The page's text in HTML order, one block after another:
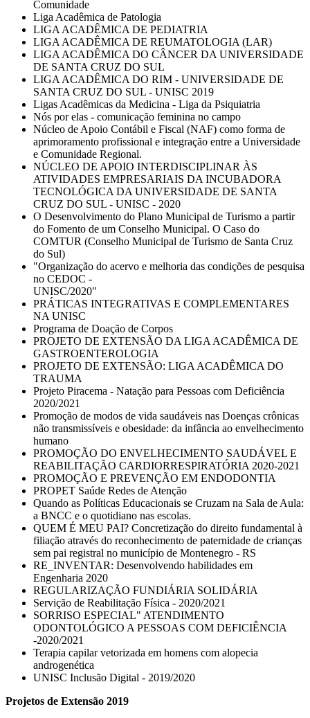
Comunidade
Liga Acadêmica de Patologia
LIGA ACADÊMICA DE PEDIATRIA
LIGA ACADÊMICA DE REUMATOLOGIA (LAR)
LIGA ACADÊMICA DO CÂNCER DA UNIVERSIDADE
DE SANTA CRUZ DO SUL
LIGA ACADÊMICA DO RIM - UNIVERSIDADE DE
SANTA CRUZ DO SUL - UNISC 2019
Ligas Acadêmicas da Medicina - Liga da Psiquiatria
Nós por elas - comunicação feminina no campo
Núcleo de Apoio Contábil e Fiscal (NAF) como forma de
aprimoramento profissional e integração entre a Universidade
e Comunidade Regional.
NÚCLEO DE APOIO INTERDISCIPLINAR ÀS
ATIVIDADES EMPRESARIAIS DA INCUBADORA
TECNOLÓGICA DA UNIVERSIDADE DE SANTA
CRUZ DO SUL - UNISC - 2020
O Desenvolvimento do Plano Municipal de Turismo a partir
do Fomento de um Conselho Municipal. O Caso do
COMTUR (Conselho Municipal de Turismo de Santa Cruz
do Sul)
"Organização do acervo e melhoria das condições de pesquisa
no CEDOC -
UNISC/2020"
PRÁTICAS INTEGRATIVAS E COMPLEMENTARES
NA UNISC
Programa de Doação de Corpos
PROJETO DE EXTENSÃO DA LIGA ACADÊMICA DE
GASTROENTEROLOGIA
PROJETO DE EXTENSÃO: LIGA ACADÊMICA DO
TRAUMA
Projeto Piracema - Natação para Pessoas com Deficiência
2020/2021
Promoção de modos de vida saudáveis nas Doenças crônicas
não transmissíveis e obesidade: da infância ao envelhecimento
humano
PROMOÇÃO DO ENVELHECIMENTO SAUDÁVEL E
REABILITAÇÃO CARDIORRESPIRATÓRIA 2020-2021
PROMOÇÃO E PREVENÇÃO EM ENDODONTIA
PROPET Saúde Redes de Atenção
Quando as Políticas Educacionais se Cruzam na Sala de Aula:
a BNCC e o quotidiano nas escolas.
QUEM É MEU PAI? Concretização do direito fundamental à
filiação através do reconhecimento de paternidade de crianças
sem pai registral no município de Montenegro - RS
RE_INVENTAR: Desenvolvendo habilidades em
Engenharia 2020
REGULARIZAÇÃO FUNDIÁRIA SOLIDÁRIA
Servição de Reabilitação Física - 2020/2021
SORRISO ESPECIAL" ATENDIMENTO
ODONTOLÓGICO A PESSOAS COM DEFICIÊNCIA
-2020/2021
Terapia capilar vetorizada em homens com alopecia
androgenética
UNISC Inclusão Digital - 2019/2020
Projetos de Extensão 2019